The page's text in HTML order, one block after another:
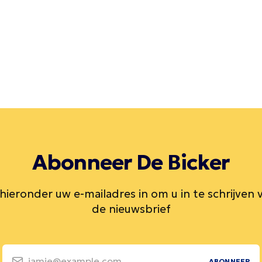
Abonneer De Bicker
uw e-mailadres in om u in te schrijven
de nieuwsbrief